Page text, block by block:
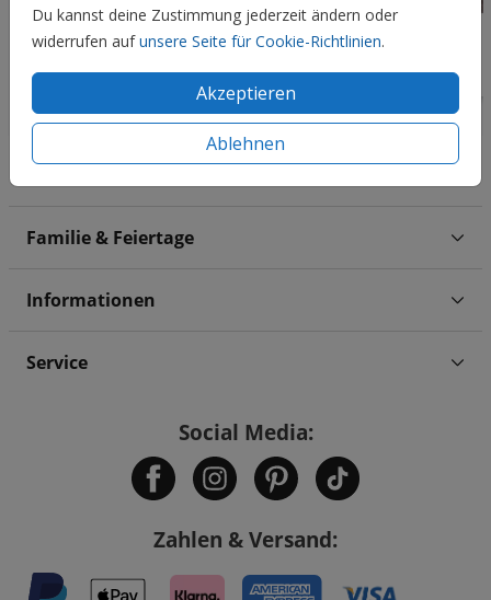
Du kannst deine Zustimmung jederzeit ändern oder
widerrufen aufunsere Seite für Cookie-Richtlinien.
Akzeptieren
Ablehnen
Familie & Feiertage
Informationen
Service
Social Media:
Zahlen & Versand: